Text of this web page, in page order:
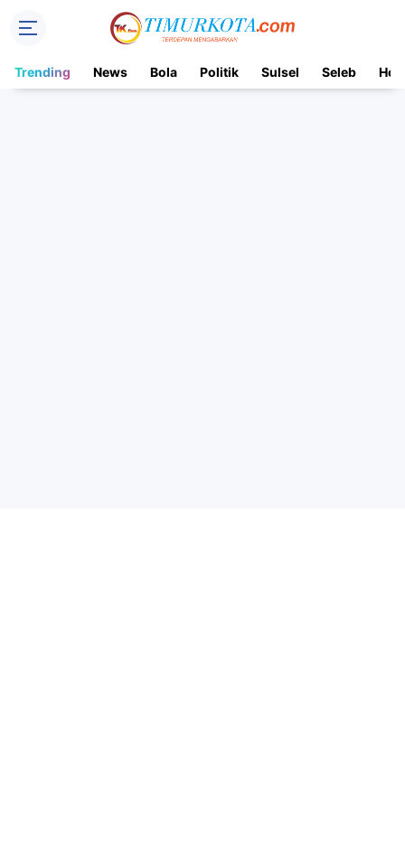
Trending News Bola Politik Sulsel Seleb Hot